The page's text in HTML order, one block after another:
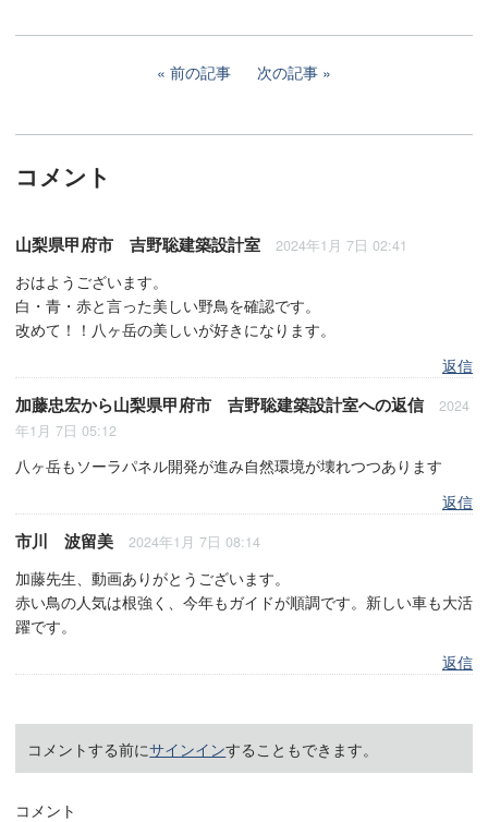
前の記事 次の記事
コメント
山梨県甲府市 吉野聡建築設計室 2024年1月 7日 02:41
おはようございます。
白・青・赤と言った美しい野鳥を確認です。
改めて！！八ヶ岳の美しいが好きになります。
返信
加藤忠宏から山梨県甲府市 吉野聡建築設計室への返信
2024
年1月 7日 05:12
八ヶ岳もソーラパネル開発が進み自然環境が壊れつつあります
返信
市川 波留美 2024年1月 7日 08:14
加藤先生、動画ありがとうございます。
赤い鳥の人気は根強く、今年もガイドが順調です。新しい車も大活
躍です。
返信
コメントする前にサインインすることもできます。
コメント